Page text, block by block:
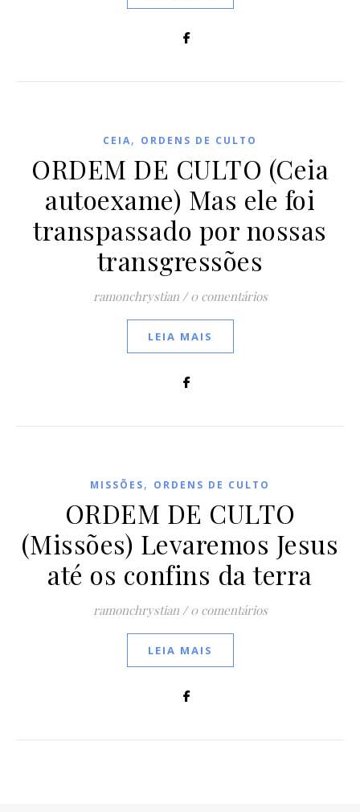
CEIA, ORDENS DE CULTO
ORDEM DE CULTO (Ceia
autoexame) Mas ele foi
transpassado por nossas
transgressões
ramonchrystian / 0 comentários
LEIA MAIS
MISSÕES, ORDENS DE CULTO
ORDEM DE CULTO
(Missões) Levaremos Jesus
até os confins da terra
ramonchrystian / 0 comentários
LEIA MAIS